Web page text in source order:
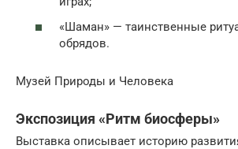
«Шаман» — таинственные
обрядов.
Музей Природы и Человека
Экспозиция «Ритм биосферы»
Выставка описывает историю